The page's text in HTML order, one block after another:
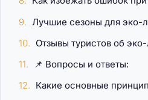
Лучшие сезоны для эко-
Отзывы туристов об
📌 Вопросы и ответы:
Какие основные